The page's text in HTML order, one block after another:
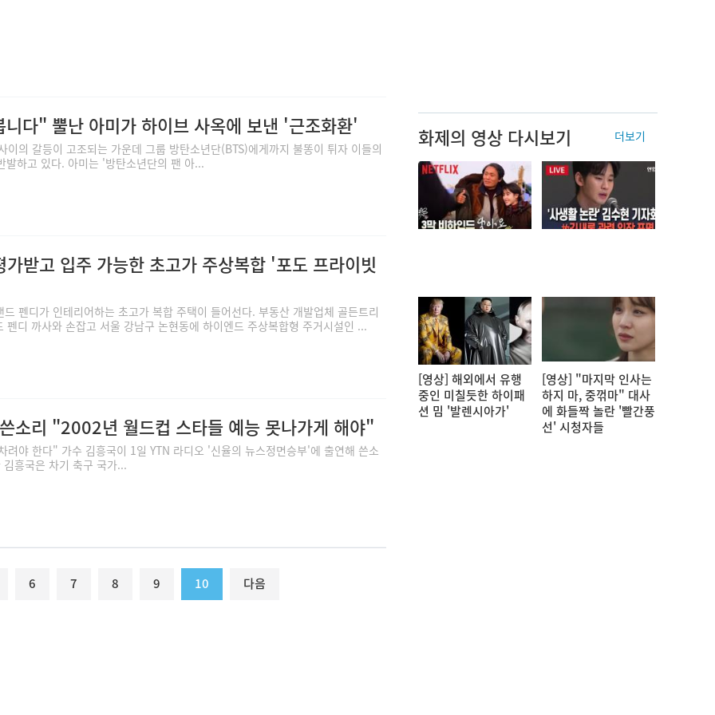
다" 뿔난 아미가 하이브 사옥에 보낸 '근조화환'
이의 갈등이 고조되는 가운데 그룹 방탄소년단(BTS)에게까지 불똥이 튀자 이들의
하고 있다. 아미는 '방탄소년단의 팬 아...
받고 입주 가능한 초고가 주상복합 '포도 프라이빗
펜디가 인테리어하는 초고가 복합 주택이 들어선다. 부동산 개발업체 골든트리
펜디 까사와 손잡고 서울 강남구 논현동에 하이엔드 주상복합형 주거시설인 ...
소리 "2002년 월드컵 스타들 예능 못나가게 해야"
야 한다" 가수 김흥국이 1일 YTN 라디오 '신율의 뉴스정면승부'에 출연해 쓴소
흥국은 차기 축구 국가...
6 7 8 9 10 다음
화제의 영상 다시보기 더보기
[영상] 해외에서 유행
중인 미칠듯한 하이패
션 밈 '발렌시아가'
[영상] "마지막 인사는
하지 마, 중꺾마" 대사
에 화들짝 놀란 '빨간풍
선' 시청자들